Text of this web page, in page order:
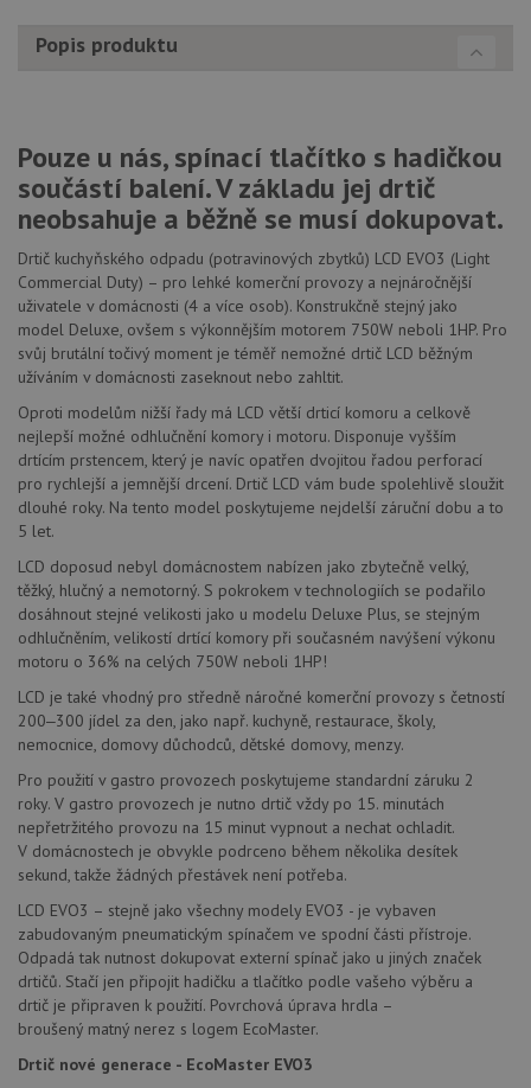
Popis produktu
Pouze u nás, spínací tlačítko s hadičkou
součástí balení. V základu jej drtič
neobsahuje a běžně se musí dokupovat.
Drtič kuchyňského odpadu (potravinových zbytků) LCD EVO3 (Light
Commercial Duty) – pro lehké komerční provozy a nejnáročnější
uživatele v domácnosti (4 a více osob). Konstrukčně stejný jako
model Deluxe, ovšem s výkonnějším motorem 750W neboli 1HP. Pro
svůj brutální točivý moment je téměř nemožné drtič LCD běžným
užíváním v domácnosti zaseknout nebo zahltit.
Oproti modelům nižší řady má LCD větší drticí komoru a celkově
nejlepší možné odhlučnění komory i motoru. Disponuje vyšším
drtícím prstencem, který je navíc opatřen dvojitou řadou perforací
pro rychlejší a jemnější drcení. Drtič LCD vám bude spolehlivě sloužit
dlouhé roky. Na tento model poskytujeme nejdelší záruční dobu a to
5 let.
LCD doposud nebyl domácnostem nabízen jako zbytečně velký,
těžký, hlučný a nemotorný. S pokrokem v technologiích se podařilo
dosáhnout stejné velikosti jako u modelu Deluxe Plus, se stejným
odhlučněním, velikostí drtící komory při současném navýšení výkonu
motoru o 36% na celých 750W neboli 1HP!
LCD je také vhodný pro středně náročné komerční provozy s četností
200‒300 jídel za den, jako např. kuchyně, restaurace, školy,
nemocnice, domovy důchodců, dětské domovy, menzy.
Pro použití v gastro provozech poskytujeme standardní záruku 2
roky. V gastro provozech je nutno drtič vždy po 15. minutách
nepřetržitého provozu na 15 minut vypnout a nechat ochladit.
V domácnostech je obvykle podrceno během několika desítek
sekund, takže žádných přestávek není potřeba.
LCD EVO3 – stejně jako všechny modely EVO3 - je vybaven
zabudovaným pneumatickým spínačem ve spodní části přístroje.
Odpadá tak nutnost dokupovat externí spínač jako u jiných značek
drtičů. Stačí jen připojit hadičku a tlačítko podle vašeho výběru a
drtič je připraven k použití. Povrchová úprava hrdla –
broušený matný nerez s logem EcoMaster.
Drtič nové generace - EcoMaster EVO3